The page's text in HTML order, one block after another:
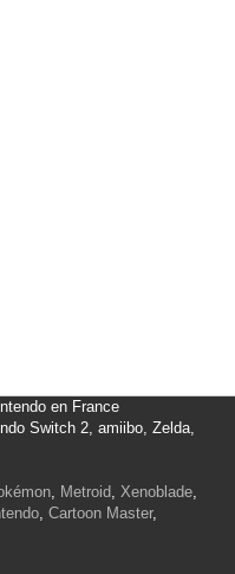
en France
Switch 2, amiibo, Zelda,
, Metroid, Xenoblade,
, Cartoon Master,